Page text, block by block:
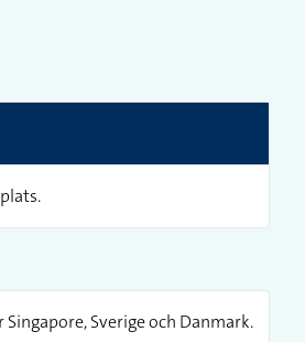
Sverige och Danmark.